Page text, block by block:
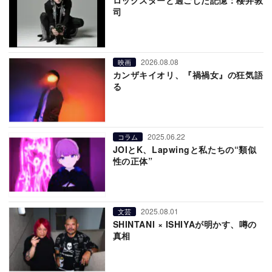
司
映画 2026.08.08
カンザキイオリ、『禍禍女』の狂気語
る
コラム 2025.06.22
JOIとK、Lapwingと私たちの“類似
性の正体”
文芸 2025.08.01
SHINTANI × ISHIYAが明かす、噂の
真相